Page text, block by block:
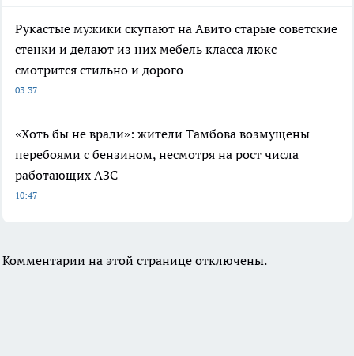
Рукастые мужики скупают на Авито старые советские
стенки и делают из них мебель класса люкс —
смотрится стильно и дорого
03:37
«Хоть бы не врали»: жители Тамбова возмущены
перебоями с бензином, несмотря на рост числа
работающих АЗС
10:47
Комментарии на этой странице отключены.